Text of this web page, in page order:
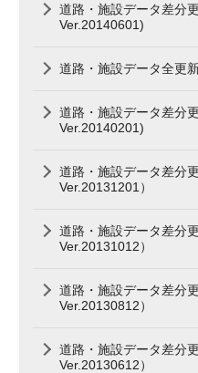
道路・施設データ差分
Ver.20140601)
道路・施設データ全更
道路・施設データ差分
Ver.20140201)
道路・施設データ差分
Ver.20131201）
道路・施設データ差分
Ver.20131012）
道路・施設データ差分
Ver.20130812）
道路・施設データ差分
Ver.20130612）